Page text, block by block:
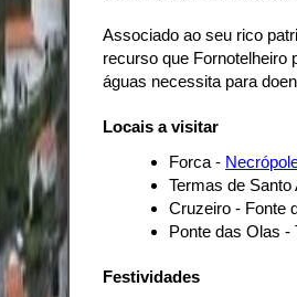
Associado ao seu rico
recurso que Fornotelheiro
águas necessita para
Locais a visitar
Forca -
Termas de
Cruzeiro - Fonte
Ponte das Olas -
Festividades